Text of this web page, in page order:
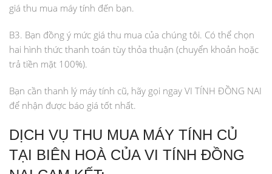
giá thu mua máy tính đến bạn.
B3. Bạn đồng ý mức giá thu mua của chúng tôi. Có thể chọn
hai hình thức thanh toán tùy thỏa thuận (chuyển khoản hoặc
trả tiền mặt 100%).
Bạn cần thanh lý máy tính cũ, hãy gọi ngay VI TÍNH ĐỒNG NAI
để nhận được báo giá tốt nhất.
DỊCH VỤ THU MUA MÁY TÍNH CỦ
TẠI BIÊN HOÀ CỦA VI TÍNH ĐỒNG